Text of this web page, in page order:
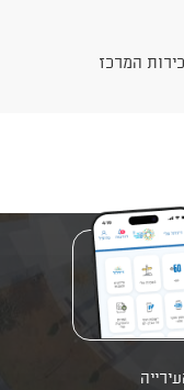
המרכז